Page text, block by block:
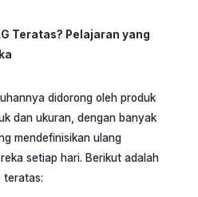
Teratas? Pelajaran yang
didorong oleh produk
dan ukuran, dengan banyak
mendefinisikan ulang
setiap hari. Berikut adalah
teratas: